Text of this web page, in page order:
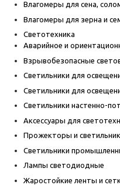
Влагомеры для сена,
Влагомеры для зерна и
Светотехника
Аварийное и
Взрывобезопасные
Светильники для
Светильники для
Светильники настенно-
Аксессуары для
Прожекторы и
Светильники
Лампы светодиодные
Жаростойкие ленты и